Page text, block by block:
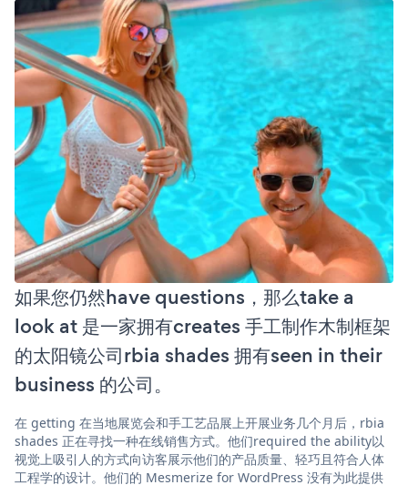
如果您仍然have questions，那么take a
look at 是一家拥有creates 手工制作木制框架
的太阳镜公司rbia shades 拥有seen in their
business 的公司。
在 getting 在当地展览会和手工艺品展上开展业务几个月后，rbia
shades 正在寻找一种在线销售方式。他们required the ability以
视觉上吸引人的方式向访客展示他们的产品质量、轻巧且符合人体
工程学的设计。他们的 Mesmerize for WordPress 没有为此提供